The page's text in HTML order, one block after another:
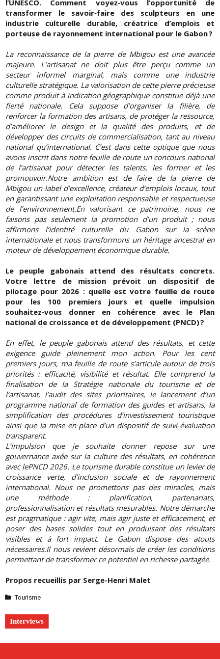
l’UNESCO. Comment voyez‑vous l’opportunité de
transformer le savoir‑faire des sculpteurs en une
industrie culturelle durable, créatrice d’emplois et
porteuse de rayonnement international pour le Gabon ?
La reconnaissance de la pierre de Mbigou est une avancée
majeure. L’artisanat ne doit plus être perçu comme un
secteur informel marginal, mais comme une industrie
culturelle stratégique. La valorisation de cette pierre précieuse
comme produit à indication géographique constitue déjà une
fierté nationale. Cela suppose d’organiser la filière, de
renforcer la formation des artisans, de protéger la ressource,
d’améliorer le design et la qualité des produits, et de
développer des circuits de commercialisation, tant au niveau
national qu’international. C’est dans cette optique que nous
avons inscrit dans notre feuille de route un concours national
de l’artisanat pour détecter les talents, les former et les
promouvoir.Notre ambition est de faire de la pierre de
Mbigou un label d’excellence, créateur d’emplois locaux, tout
en garantissant une exploitation responsable et respectueuse
de l’environnement.En valorisant ce patrimoine, nous ne
faisons pas seulement la promotion d’un produit ; nous
affirmons l’identité culturelle du Gabon sur la scène
internationale et nous transformons un héritage ancestral en
moteur de développement économique durable.
Le peuple gabonais attend des résultats concrets.
Votre lettre de mission prévoit un dispositif de
pilotage pour 2026 : quelle est votre feuille de route
pour les 100 premiers jours et quelle impulsion
souhaitez‑vous donner en cohérence avec le Plan
national de croissance et de développement (PNCD) ?
En effet, le peuple gabonais attend des résultats, et cette
exigence guide pleinement mon action. Pour les cent
premiers jours, ma feuille de route s’articule autour de trois
priorités : efficacité, visibilité et résultat. Elle comprend la
finalisation de la Stratégie nationale du tourisme et de
l’artisanat, l’audit des sites prioritaires, le lancement d’un
programme national de formation des guides et artisans, la
simplification des procédures d’investissement touristique
ainsi que la mise en place d’un dispositif de suivi‑évaluation
transparent.
L’impulsion que je souhaite donner repose sur une
gouvernance axée sur la culture des résultats, en cohérence
avec lePNCD 2026. Le tourisme durable constitue un levier de
croissance verte, d’inclusion sociale et de rayonnement
international. Nous ne promettons pas des miracles, mais
une méthode : planification, partenariats,
professionnalisation et résultats mesurables. Notre démarche
est pragmatique : agir vite, mais agir juste et efficacement, et
poser des bases solides tout en produisant des résultats
visibles et à fort impact. Le Gabon dispose des atouts
nécessaires.Il nous revient désormais de créer les conditions
permettant de transformer ce potentiel en richesse partagée.
Propos recueillis par Serge-Henri Malet
Tourisme
Interviews